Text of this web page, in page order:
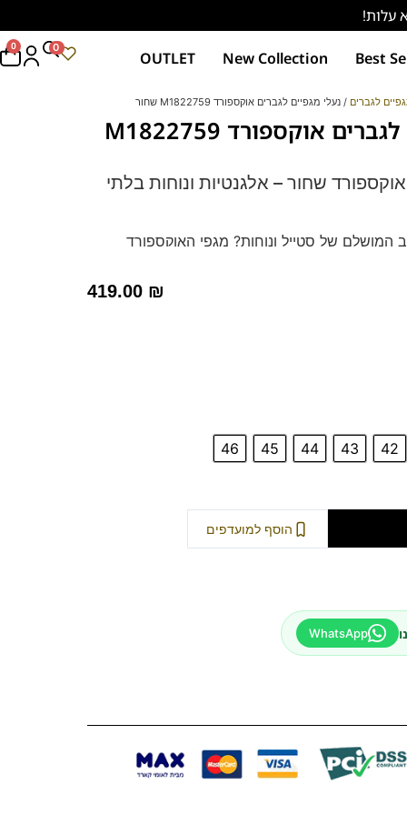
Best
New Collection
OUTLET
0 0
לגברים / נעלי מגפיים לגברים אוקספורד M1822759 שחור
נעלי מגפיים לגברים אוקספורד M1822759
שחור – אלגנטיות ונוחות בלתי
של סטייל ונוחות? מגפי האוקספורד
עשויות מעור משובח וכוללות מדרס היברידי419.00 ₪
42
43
44
45
46
הוסף למועדפים
WhatsApp